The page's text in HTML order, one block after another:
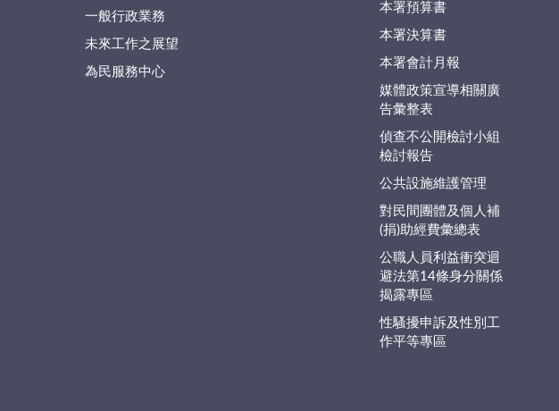
一般行政業務
未來工作之展望
為民服務中心
本署預算書
本署決算書
本署會計月報
媒體政策宣導相關廣
告彙整表
偵查不公開檢討小組
檢討報告
公共設施維護管理
對民間團體及個人補
(捐)助經費彙總表
公職人員利益衝突迴
避法第14條身分關係
揭露專區
性騷擾申訴及性別工
作平等專區